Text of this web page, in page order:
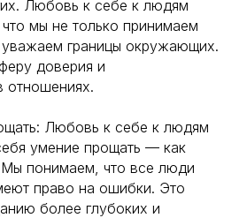
Любовь к себе к людям
мы не только принимаем
границы окружающих.
доверия и
отношениях.
Любовь к себе к людям
умение прощать — как
Мы понимаем, что все люди
право на ошибки. Это
более глубоких и